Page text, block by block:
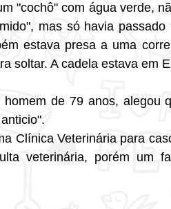
"cochô" com água verde,
mas só havia
estava presa a uma
soltar. A cadela estava em
de 79 anos, alegou
Clínica Veterinária para
veterinária, porém um